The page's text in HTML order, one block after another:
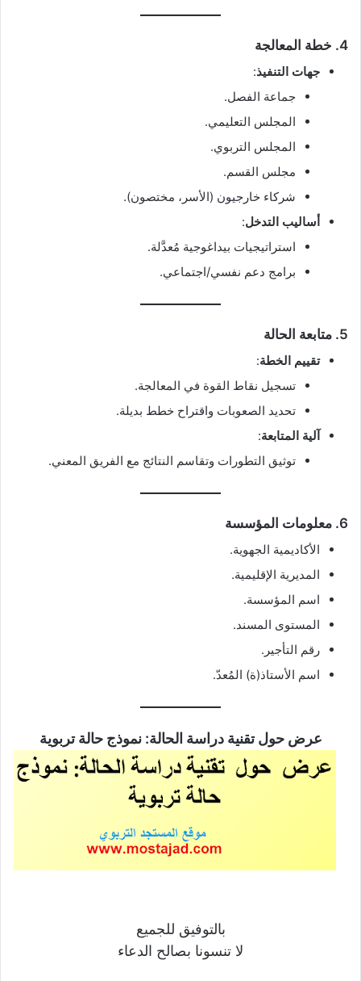
4. خطة المعالجة
جهات التنفيذ:
جماعة الفصل.
المجلس التعليمي.
المجلس التربوي.
مجلس القسم.
شركاء خارجيون (الأسر، مختصون).
أساليب التدخل:
استراتيجيات بيداغوجية مُعدَّلة.
برامج دعم نفسي/اجتماعي.
5. متابعة الحالة
تقييم الخطة:
تسجيل نقاط القوة في المعالجة.
تحديد الصعوبات واقتراح خطط بديلة.
آلية المتابعة:
توثيق التطورات وتقاسم النتائج مع الفريق المعني.
6. معلومات المؤسسة
الأكاديمية الجهوية.
المديرية الإقليمية.
اسم المؤسسة.
المستوى المسند.
رقم التأجير.
اسم الأستاذ(ة) المُعدّ.
عرض حول تقنية دراسة الحالة: نموذج حالة تربوية
بالتوفيق للجميع
لا تنسونا بصالح الدعاء